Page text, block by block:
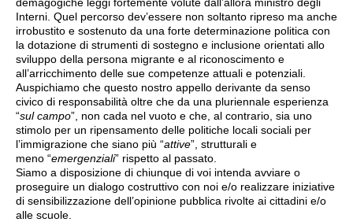
Interni. Quel percorso dev’essere non soltanto ripreso ma anche
irrobustito e sostenuto da una forte determinazione politica con
la dotazione di strumenti di sostegno e inclusione orientati allo
sviluppo della persona migrante e al riconoscimento e
all’arricchimento delle sue competenze attuali e potenziali.
Auspichiamo che questo nostro appello derivante da senso
civico di responsabilità oltre che da una pluriennale esperienza
“sul campo”, non cada nel vuoto e che, al contrario, sia uno
stimolo per un ripensamento delle politiche locali sociali per
l’immigrazione che siano più “attive”, strutturali e
meno “emergenziali” rispetto al passato.
Siamo a disposizione di chiunque di voi intenda avviare o
proseguire un dialogo costruttivo con noi e/o realizzare iniziative
di sensibilizzazione dell’opinione pubblica rivolte ai cittadini e/o
alle scuole.